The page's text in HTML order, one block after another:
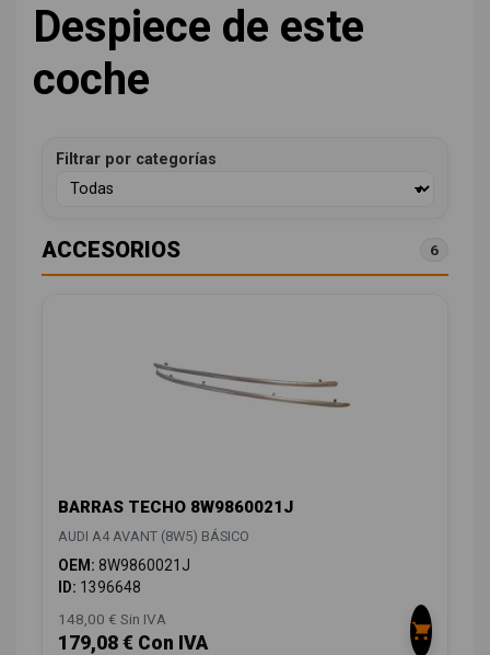
Despiece de este
coche
Filtrar por categorías
ACCESORIOS 6
BARRAS TECHO 8W9860021J
AUDI A4 AVANT (8W5) BÁSICO
OEM: 8W9860021J
ID: 1396648
148,00 € Sin IVA
179,08 € Con IVA